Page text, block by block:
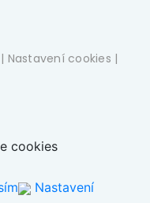
Nastavení cookies |
cookies
Nastavení